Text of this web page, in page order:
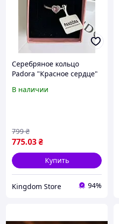
Серебряное кольцо
Padora "Красное сердце"
В наличии
775.03₴
799 ₴
Купить
Kingdom Store 94%